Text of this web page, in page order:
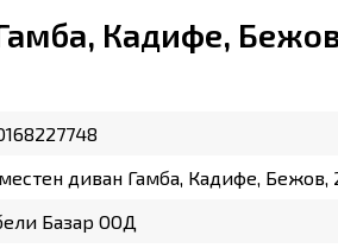
Кадифе,
диван Гамба, Кадифе, Бежов,
Базар ООД